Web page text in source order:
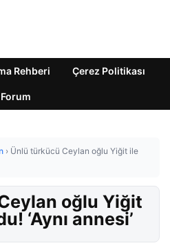
Rehberi Çerez Politikası
Forum
› Ünlü türkücü Ceylan oğlu Yiğit ile
oğlu Yiğit
‘Aynı annesi’